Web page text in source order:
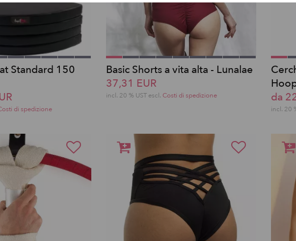
Standard 150
di spedizione
Basic Shorts a vita alta - Lunalae
37,31 EUR
incl. 20 % UST escl. Costi di spedizione
da
incl. 20